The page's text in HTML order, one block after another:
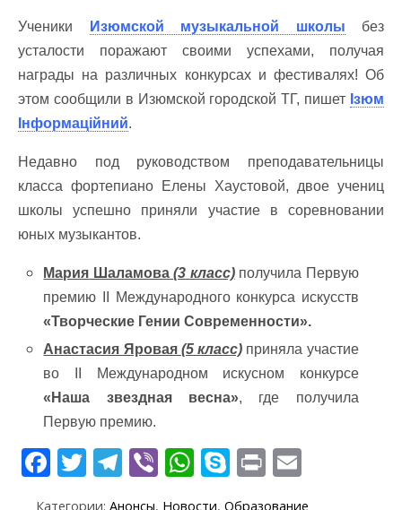
Ученики Изюмской музыкальной школы без
усталости поражают своими успехами, получая
награды на различных конкурсах и фестивалях! Об
этом сообщили в Изюмской городской ТГ, пишет Ізюм
Інформаційний.
Недавно под руководством преподавательницы
класса фортепиано Елены Хаустовой, двое учениц
школы успешно приняли участие в соревновании
юных музыкантов.
Мария Шаламова(3 класс)получила Первую
премию ІІ Международного конкурса искусств
«Творческие Гении Современности».
Анастасия Яровая (5 класс) приняла участие
во ІІ Международном искусном конкурсе
«Наша звездная весна», где получила
Первую премию.
F T T Vi W S
k
Pr
Категории: Анонсы, Новости, Образование